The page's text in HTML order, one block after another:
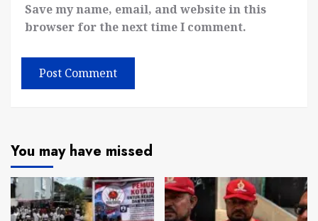
Save my name, email, and website in this
browser for the next time I comment.
You may have missed